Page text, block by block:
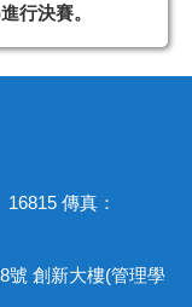
行決賽。
傳真：
號 創新大樓(管理學